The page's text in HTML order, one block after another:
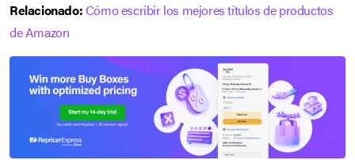
Relacionado:Cómo escribir los mejores títulos de productos
de Amazon